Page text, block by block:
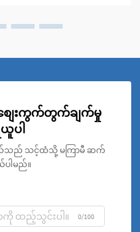
ျေးကွက်တွက်ချက်မှု
ပါ
သည် သင့်ထံသို့ မကြာမီ ဆက်
ါမည်။
0/100